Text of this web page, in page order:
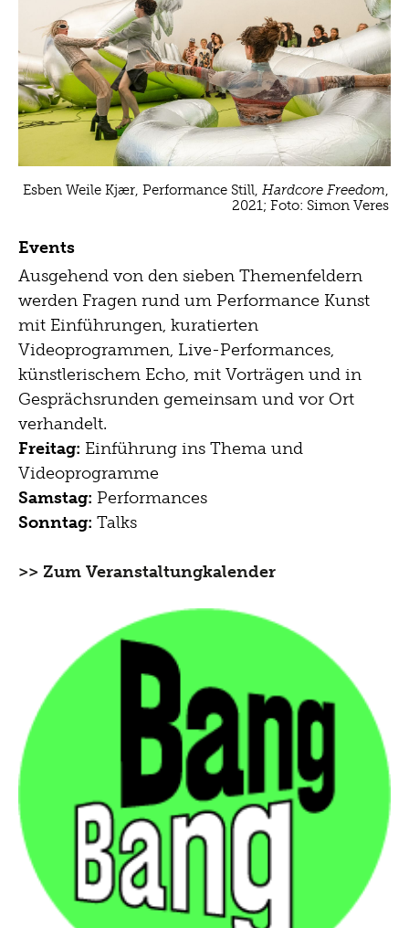
Esben Weile Kjær, Performance Still, Hardcore Freedom,
2021; Foto: Simon Veres
Events
Ausgehend von den sieben Themenfeldern
werden Fragen rund um Performance Kunst
mit Einführungen, kuratierten
Videoprogrammen, Live-Performances,
künstlerischem Echo, mit Vorträgen und in
Gesprächsrunden gemeinsam und vor Ort
verhandelt.
Freitag: Einführung ins Thema und
Videoprogramme
Samstag: Performances
Sonntag: Talks
>> Zum Veranstaltungkalender